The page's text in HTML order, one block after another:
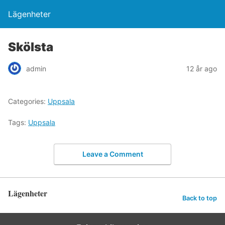
Lägenheter
Skölsta
admin 12 år ago
Categories: Uppsala
Tags: Uppsala
Leave a Comment
Lägenheter Back to top